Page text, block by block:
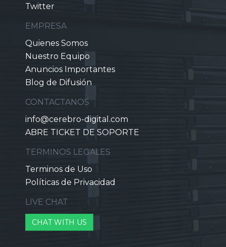
Twitter
EMPRESA
Quienes Somos
Nuestro Equipo
Anuncios Importantes
Blog de Difusión
CONTACTANOS
info@cerebro-digital.com
ABRE TICKET DE SOPORTE
TERMINOS LEGALES
Terminos de Uso
Políticas de Privacidad
LIVE CHAT
CHAT WITH US